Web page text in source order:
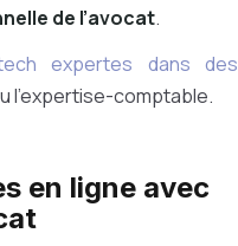
de l’avocat.
expertes dans des
l'expertise-comptable.
en ligne avec